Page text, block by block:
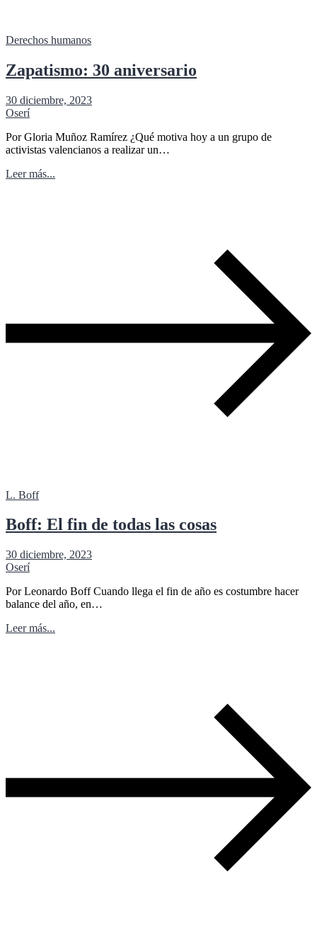
Derechos humanos
Zapatismo: 30 aniversario
30 diciembre, 2023
Oserí
Por Gloria Muñoz Ramírez ¿Qué motiva hoy a un grupo de
activistas valencianos a realizar un…
Leer más...
L. Boff
Boff: El fin de todas las cosas
30 diciembre, 2023
Oserí
Por Leonardo Boff Cuando llega el fin de año es costumbre hacer
balance del año, en…
Leer más...